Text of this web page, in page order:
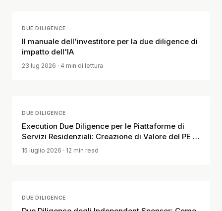
DUE DILIGENCE
Il manuale dell'investitore per la due diligence di
impatto dell'IA
23 lug 2026 · 4 min di lettura
DUE DILIGENCE
Execution Due Diligence per le Piattaforme di
Servizi Residenziali: Creazione di Valore del PE e
Disciplina Operativa
15 luglio 2026 · 12 min read
DUE DILIGENCE